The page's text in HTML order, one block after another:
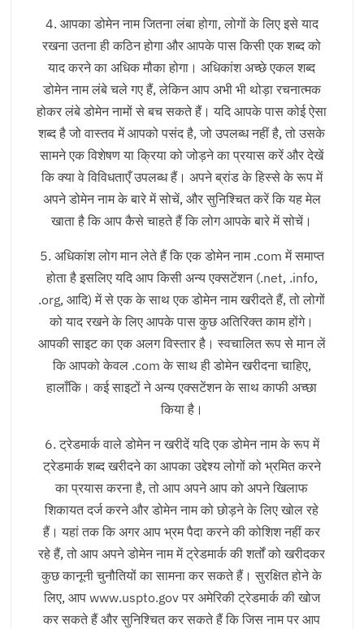
4. आपका डोमेन नाम जितना लंबा होगा, लोगों के लिए इसे याद
रखना उतना ही कठिन होगा और आपके पास किसी एक शब्द को
याद करने का अधिक मौका होगा। अधिकांश अच्छे एकल शब्द
डोमेन नाम लंबे चले गए हैं, लेकिन आप अभी भी थोड़ा रचनात्मक
होकर लंबे डोमेन नामों से बच सकते हैं। यदि आपके पास कोई ऐसा
शब्द है जो वास्तव में आपको पसंद है, जो उपलब्ध नहीं है, तो उसके
सामने एक विशेषण या क्रिया को जोड़ने का प्रयास करें और देखें
कि क्या वे विविधताएँ उपलब्ध हैं। अपने ब्रांड के हिस्से के रूप में
अपने डोमेन नाम के बारे में सोचें, और सुनिश्चित करें कि यह मेल
खाता है कि आप कैसे चाहते हैं कि लोग आपके बारे में सोचें।
5. अधिकांश लोग मान लेते हैं कि एक डोमेन नाम .com में समाप्त
होता है इसलिए यदि आप किसी अन्य एक्सटेंशन (.net, .info,
.org, आदि) में से एक के साथ एक डोमेन नाम खरीदते हैं, तो लोगों
को याद रखने के लिए आपके पास कुछ अतिरिक्त काम होंगे।
आपकी साइट का एक अलग विस्तार है। स्वचालित रूप से मान लें
कि आपको केवल .com के साथ ही डोमेन खरीदना चाहिए,
हालाँकि। कई साइटों ने अन्य एक्सटेंशन के साथ काफी अच्छा
किया है।
6. ट्रेडमार्क वाले डोमेन न खरीदें यदि एक डोमेन नाम के रूप में
ट्रेडमार्क शब्द खरीदने का आपका उद्देश्य लोगों को भ्रमित करने
का प्रयास करना है, तो आप अपने आप को अपने खिलाफ
शिकायत दर्ज करने और डोमेन नाम को छोड़ने के लिए खोल रहे
हैं। यहां तक ​​कि अगर आप भ्रम पैदा करने की कोशिश नहीं कर
रहे हैं, तो आप अपने डोमेन नाम में ट्रेडमार्क की शर्तों को खरीदकर
कुछ कानूनी चुनौतियों का सामना कर सकते हैं। सुरक्षित होने के
लिए, आप www.uspto.gov पर अमेरिकी ट्रेडमार्क की खोज
कर सकते हैं और सुनिश्चित कर सकते हैं कि जिस नाम पर आप